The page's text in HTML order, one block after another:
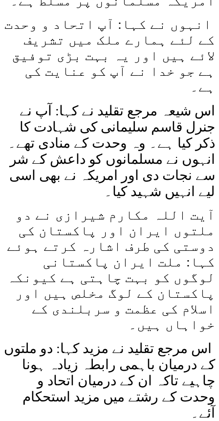
انہوں نے کہا: آپ اتحاد و وحدت
کے لئے ہمارے ملک میں تشریف
لائے ہیں اور یہ بہت بڑی توفیق
ہے جو خدا نے آپ کو عنایت کی
ہے۔
اس شیعہ مرجع تقلید نے کہا: آپ نے
جنرل قاسم سلیمانی کی شہادت کا
ذکر کیا ہے۔ وہ وحدت کے منادی تھے۔
انہوں نے مسلمانوں کو داعش کے شر
سے نجات دی اور امریکہ نے بھی اسی
لیے انہیں شہید کیا۔
آیت اللہ مکارم شیرازی نے دو
ملتوں ایران اور پاکستان کی
دوستی کی طرف اشارہ کرتے ہوئے
کہا: ملت ایران پاکستانی
لوگوں کو بہت چاہتی ہے کیونکہ
پاکستان کے لوگ مخلص ہیں اور
اسلام کی عظمت و سربلندی کے
خواہاں ہیں۔
اس مرجع تقلید نے مزید کہا: دو ملتوں
کے درمیان باہمی رابطہ زیادہ ہونا
چاہیے تاکہ ان کے درمیان اتحاد و
وحدت کے رشتے میں مزید استحکام
آئے۔